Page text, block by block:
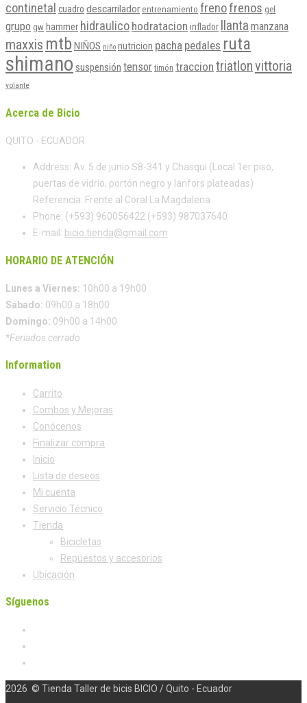
continetal cuadro descarrilador entrenamiento frenofrenos gel
grupo gw hammer hidraulico hodratacion inflador llanta manzana
maxxis mtb NIÑOS niño nutricion pacha pedales ruta
shimano suspensión tensor timón traccion triatlonvittoria
volante
Acerca de Bicio
QUITO - ECUADOR
Address: Av. 5 de junio S8-341 y Chasqui (Local 1er piso,
puertas de vidrio, portón negro y lanfors plateadas)
Referencia: Frente al Coral La Magdalena
Phone: (+593) 960056422 (+593) 987037640
E-mail: bicio.tienda@gmail.com
HORARIO DE ATENCIÓN
Lunes a Viernes: 10h00 a 19h00
Sábado: 09h00 a 18h00
Domingo: 09h00 a 14h00
*Feriados cerrado
Information
Carrito
Combos y Mejoras
Conócenos
Finalizar compra
Inicio
Lista de deseos
Mi cuenta
Servicio Técnico
Tienda
Bicicletas
Repuestos y accesorios
Ubicación
Síguenos
2026 © Tienda Taller de bicis BICIO / Quito - Ecuador